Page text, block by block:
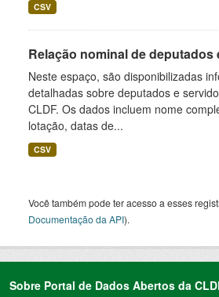
CSV
Relação nominal de deputados
Neste espaço, são disponibilizadas
detalhadas sobre deputados e
CLDF. Os dados incluem nome
lotação, datas de...
CSV
Você também pode ter acesso a esses
Documentação da API).
Sobre Portal de Dados Abertos da